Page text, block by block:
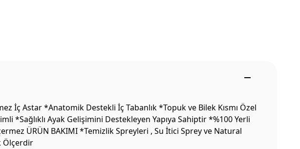
İç Astar *Anatomik Destekli İç Tabanlık *Topuk ve Bilek Kısmı Özel
*Sağlıklı Ayak Gelişimini Destekleyen Yapıya Sahiptir *%100 Yerli
ÜRÜN BAKIMI *Temizlik Spreyleri , Su İtici Sprey ve Natural
Ölçerdir